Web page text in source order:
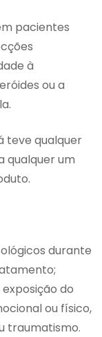
pacientes
à
ou a
teve qualquer
qualquer um
durante
do
ou físico,
traumatismo.